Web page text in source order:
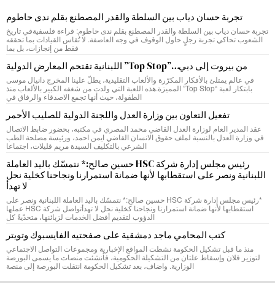
تجربة حسان دياب بين السلطة والقدر المصطنع بقلم ندى حاطوم
تجربة حسان دياب بين السلطة والقدر المصطنع بقلم ندى حاطوم: قراءة فلسفيةفي تاريخ
الشعوب تحاكي تجربة رجلٍ حاول الوقوف في وجه العاصفة. لا تُقاس القيادات بما تحققه
فقط من إنجازات، بل بما
من بيروت إلى دبي…”Top Stop” اللبنانية تقتحم المعارض الدولية
في عالم يمتلئ بالأفكار المكرّرة والألعاب التقليدية، يطلّ علينا المخرج دانيال موسى
بابتكار لعبة “Top Stop” المميزة.هذه اللعبة التي ولدت من شغفه الكبير بالألعاب منذ
الطفولة، حيث أنها تجمع الاصدقاء والرفاق في
تفعيل التعاون بين وزارة العدل واللجنة الدولية للصليب الأحمر
عقد المدير العام لوزارة العدل القاضي محمد المصري في مكتبه، بحضور ضابط الاتصال
في وزارة العدل بالنسبة لملف حقوق الانسان القاضي ايمن احمد، ورئيسة مصلحة الطب
الشرعي بالتكليف السيدة مريم قليلات، اجتماعا
رئيس مجلس إدارة شركة HSC حسين صالح:* نتمسّك باليد العاملة
اللبنانية ونصر على استقطابها لأنها ضمانة استمرارنا ونجاحنا كخلية نحل
لا تهدأ
*رئيس مجلس إدارة شركة HSC حسين صالح:* نتمسّك باليد العاملة اللبنانية ونصر على
استقطابها لأنها ضمانة استمرارنا ونجاحنا كخلية نحل لا تهدأتواصل شركة HSC عملها
الدؤوب لتقديم أفضل الخدمات لزبائنها، متحدّيةً كل
كتب المحامي ماجد دمشقية على صفحتيه الفايسبوك وتويتر
منذ ما قبل تشكيل الحكومة نشطت المواقع الإخبارية ومجموعات التواصل الاجتماعي
لتوزير فلان وإسقاط علتان من التشكيلة الحكومية، فأنشئت منصات ما يسمى البورصة
الوزارية. واضاف، بعد تشكيل الحكومة انتقلت البورصة إلى منصة